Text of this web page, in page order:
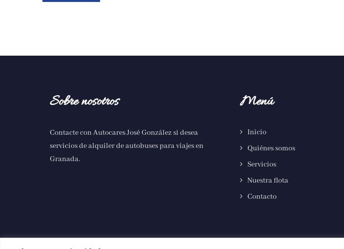
Sobre nosotros
Contacte con Autocares José González si desea
servicios dealquiler de autobuses para viajes en
Granada.
Menú
Inicio
Quiénes somos
Servicios
Nuestra flota
Contacto